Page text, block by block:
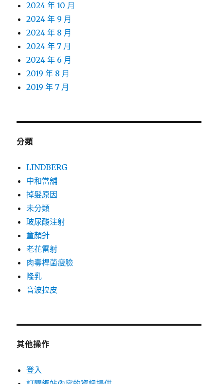
2024 年 10 月
2024 年 9 月
2024 年 8 月
2024 年 7 月
2024 年 6 月
2019 年 8 月
2019 年 7 月
分類
LINDBERG
中和當舖
掉髮原因
未分類
玻尿酸注射
童顏針
老花雷射
肉毒桿菌瘦臉
隆乳
音波拉皮
其他操作
登入